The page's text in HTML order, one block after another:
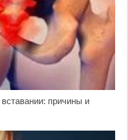
причины и